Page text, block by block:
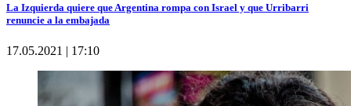
La Izquierda quiere que Argentina rompa con Israel y que Urribarri
renuncie a la embajada
17.05.2021 | 17:10